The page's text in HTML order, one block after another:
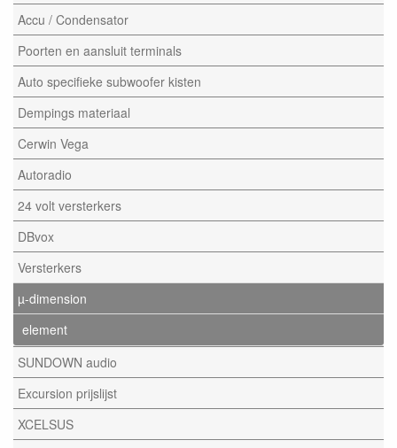
Accu / Condensator
Poorten en aansluit terminals
Auto specifieke subwoofer kisten
Dempings materiaal
Cerwin Vega
Autoradio
24 volt versterkers
DBvox
Versterkers
µ-dimension
element
SUNDOWN audio
Excursion prijslijst
XCELSUS